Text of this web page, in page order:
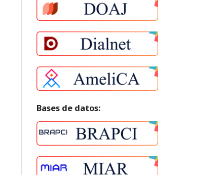
Bases de datos: